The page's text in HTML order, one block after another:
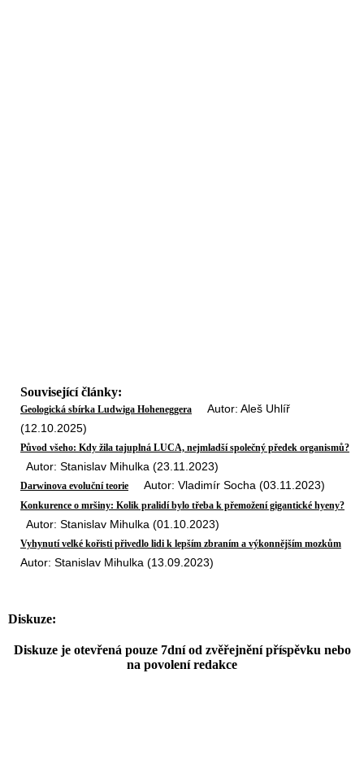
Související články:
Geologická sbírka Ludwiga Hoheneggera Autor: Aleš Uhlíř
(12.10.2025)
Původ všeho: Kdy žila tajuplná LUCA, nejmladší společný předek organismů?
Autor: Stanislav Mihulka (23.11.2023)
Darwinova evoluční teorie Autor: Vladimír Socha (03.11.2023)
Konkurence o mršiny: Kolik pralidí bylo třeba k přemožení gigantické hyeny?
Autor: Stanislav Mihulka (01.10.2023)
Vyhynutí velké kořisti přivedlo lidi k lepším zbraním a výkonnějším mozkům
Autor: Stanislav Mihulka (13.09.2023)
Diskuze:
Diskuze je otevřená pouze 7dní od zvěřejnění příspěvku nebo
na povolení redakce